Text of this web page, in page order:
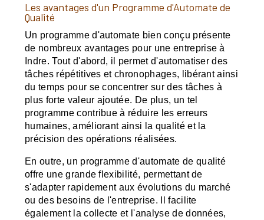
Les avantages d'un Programme d'Automate de
Qualité
Un programme d'automate bien conçu présente
de nombreux avantages pour une entreprise à
Indre. Tout d'abord, il permet d'automatiser des
tâches répétitives et chronophages, libérant ainsi
du temps pour se concentrer sur des tâches à
plus forte valeur ajoutée. De plus, un tel
programme contribue à réduire les erreurs
humaines, améliorant ainsi la qualité et la
précision des opérations réalisées.
En outre, un programme d'automate de qualité
offre une grande flexibilité, permettant de
s'adapter rapidement aux évolutions du marché
ou des besoins de l'entreprise. Il facilite
également la collecte et l'analyse de données,